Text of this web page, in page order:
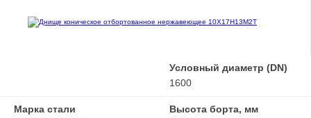
Условный диаметр (DN)
1600
Марка стали
Высота борта, мм